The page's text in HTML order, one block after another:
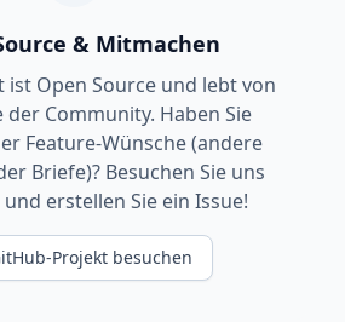
& Mitmachen
ist Open Source und lebt von
Community. Haben Sie
Feature-Wünsche (andere
Briefe)? Besuchen Sie uns
erstellen Sie ein Issue!
Projekt besuchen